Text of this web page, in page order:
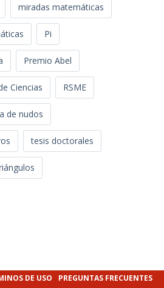
miradas matemáticas
Pi
Premio Abel
Ciencias RSME
de nudos
tesis doctorales
DE USO PREGUNTAS FRECUENTES